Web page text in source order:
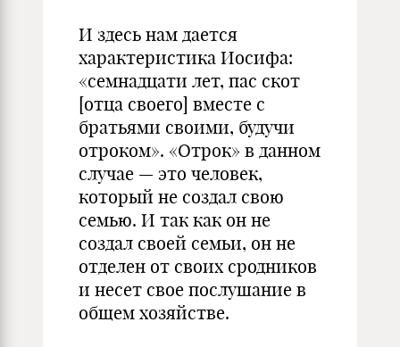
И здесь нам дается
характеристика Иосифа:
«семнадцати лет, пас скот
[отца своего] вместе с
братьями своими, будучи
отроком». «Отрок» в данном
случае — это человек,
который не создал свою
семью. И так как он не
создал своей семьи, он не
отделен от своих сродников
и несет свое послушание в
общем хозяйстве.